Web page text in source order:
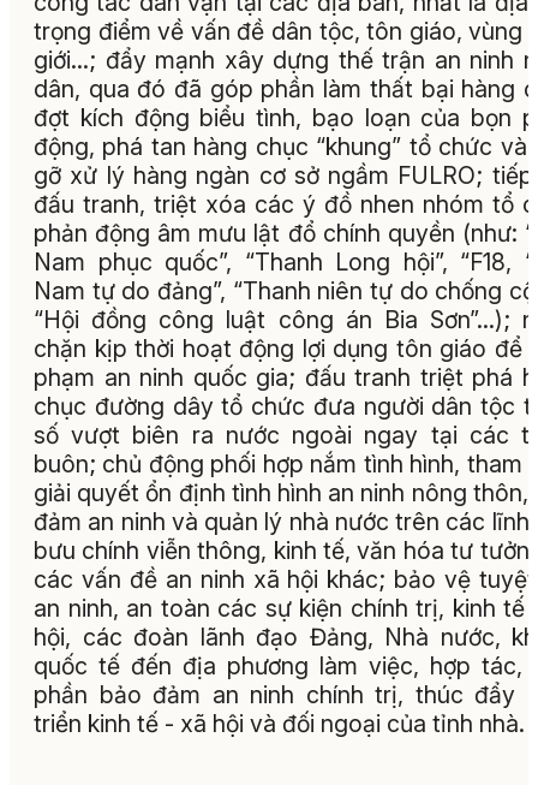
trọng điểm về vấn đề dân tộc, tôn giáo, vùng
giới…; đẩy mạnh xây dựng thế trận an ninh
dân, qua đó đã góp phần làm thất bại hàng
đợt kích động biểu tình, bạo loạn của bọn
động, phá tan hàng chục “khung” tổ chức và
gỡ xử lý hàng ngàn cơ sở ngầm FULRO;
đấu tranh, triệt xóa các ý đồ nhen nhóm tổ
phản động âm mưu lật đổ chính quyền (như:
Nam phục quốc”, “Thanh Long hội”, “F18,
Nam tự do đảng”, “Thanh niên tự do chống
“Hội đồng công luật công án Bia Sơn”...);
chặn kịp thời hoạt động lợi dụng tôn giáo để
phạm an ninh quốc gia; đấu tranh triệt phá
chục đường dây tổ chức đưa người dân tộc
số vượt biên ra nước ngoài ngay tại các
buôn; chủ động phối hợp nắm tình hình, tham
giải quyết ổn định tình hình an ninh nông thôn,
đảm an ninh và quản lý nhà nước trên các lĩnh
bưu chính viễn thông, kinh tế, văn hóa tư
các vấn đề an ninh xã hội khác; bảo vệ
an ninh, an toàn các sự kiện chính trị, kinh tế
hội, các đoàn lãnh đạo Đảng, Nhà nước,
quốc tế đến địa phương làm việc, hợp tác,
phần bảo đảm an ninh chính trị, thúc đẩy
triển kinh tế - xã hội và đối ngoại của tỉnh nhà.